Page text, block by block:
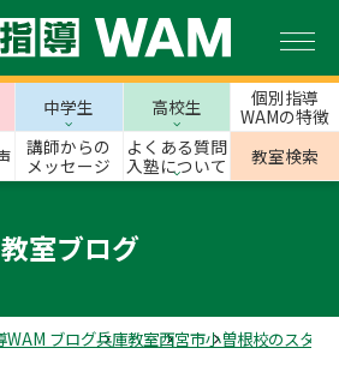
中学生 高校生
個別指導
WAMの特徴
講師からの
メッセージ
よくある質問
入塾について
教室検索
教室ブログ
WAM ブログ兵庫教室西宮市小曽根校のスタッ